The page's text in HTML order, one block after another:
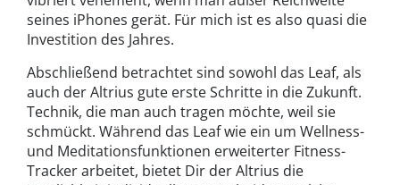
seines iPhones gerät. Für mich ist es also quasi die
Investition des Jahres.
Abschließend betrachtet sind sowohl das Leaf, als
auch der Altrius gute erste Schritte in die Zukunft.
Technik, die man auch tragen möchte, weil sie
schmückt. Während das Leaf wie ein um Wellness-
und Meditationsfunktionen erweiterter Fitness-
Tracker arbeitet, bietet Dir der Altrius die